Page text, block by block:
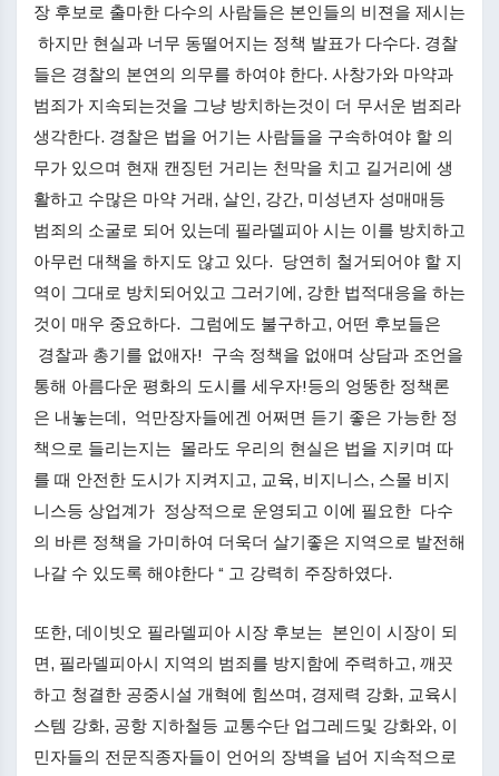
장 후보로 출마한 다수의 사람들은 본인들의 비젼을 제시는
하지만 현실과 너무 동떨어지는 정책 발표가 다수다. 경찰
들은 경찰의 본연의 의무를 하여야 한다. 사창가와 마약과
범죄가 지속되는것을 그냥 방치하는것이 더 무서운 범죄라
생각한다. 경찰은 법을 어기는 사람들을 구속하여야 할 의
무가 있으며 현재 캔징턴 거리는 천막을 치고 길거리에 생
활하고 수많은 마약 거래, 살인, 강간, 미성년자 성매매등
범죄의 소굴로 되어 있는데 필라델피아 시는 이를 방치하고
아무런 대책을 하지도 않고 있다. 당연히 철거되어야 할 지
역이 그대로 방치되어있고 그러기에, 강한 법적대응을 하는
것이 매우 중요하다. 그럼에도 불구하고, 어떤 후보들은
경찰과 총기를 없애자! 구속 정책을 없애며 상담과 조언을
통해 아름다운 평화의 도시를 세우자!등의 엉뚱한 정책론
은 내놓는데, 억만장자들에겐 어쩌면 듣기 좋은 가능한 정
책으로 들리는지는 몰라도 우리의 현실은 법을 지키며 따
를 때 안전한 도시가 지켜지고, 교육, 비지니스, 스몰 비지
니스등 상업계가 정상적으로 운영되고 이에 필요한 다수
의 바른 정책을 가미하여 더욱더 살기좋은 지역으로 발전해
나갈 수 있도록 해야한다 “ 고 강력히 주장하였다.
또한, 데이빗오 필라델피아 시장 후보는 본인이 시장이 되
면, 필라델피아시 지역의 범죄를 방지함에 주력하고, 깨끗
하고 청결한 공중시설 개혁에 힘쓰며, 경제력 강화, 교육시
스템 강화, 공항 지하철등 교통수단 업그레드및 강화와, 이
민자들의 전문직종자들이 언어의 장벽을 넘어 지속적으로